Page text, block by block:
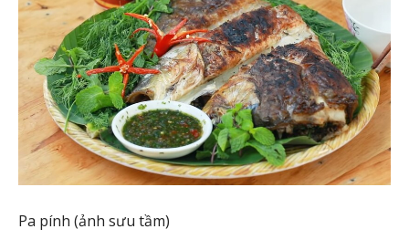
Pa pính (ảnh sưu tầm)